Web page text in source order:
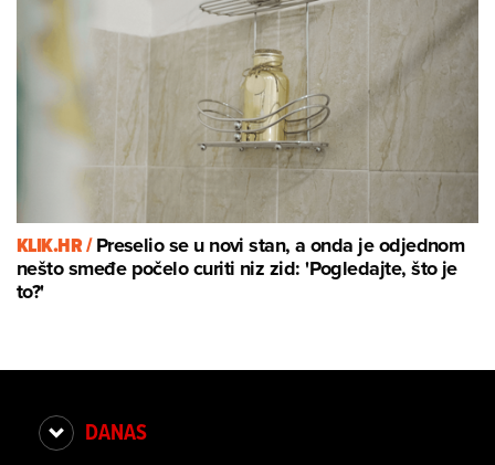
KLIK.HR /Preselio se u novi stan, a onda je odjednom
nešto smeđe počelo curiti niz zid: 'Pogledajte, što je
to?'
DANAS